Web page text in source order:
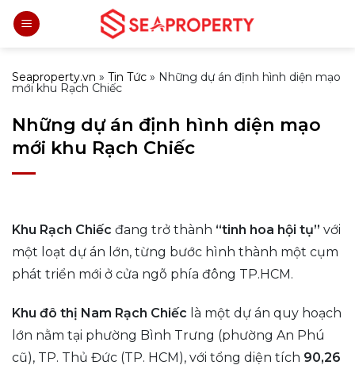
Bỏ
qua
dung
Seaproperty.vn » Tin Tức » Những dự án định hình diện mạo
mới khu Rạch Chiếc
Những dự án định hình diện mạo
mới khu Rạch Chiếc
Khu Rạch Chiếc đang trở thành “tinh hoa hội tụ” với
một loạt dự án lớn, từng bước hình thành một cụm
phát triển mới ở cửa ngõ phía đông TP.HCM.
Khu đô thị Nam Rạch Chiếc là một dự án quy hoạch
lớn nằm tại phường Bình Trưng (phường An Phú
cũ), TP. Thủ Đức (TP. HCM), với tổng diện tích 90,26